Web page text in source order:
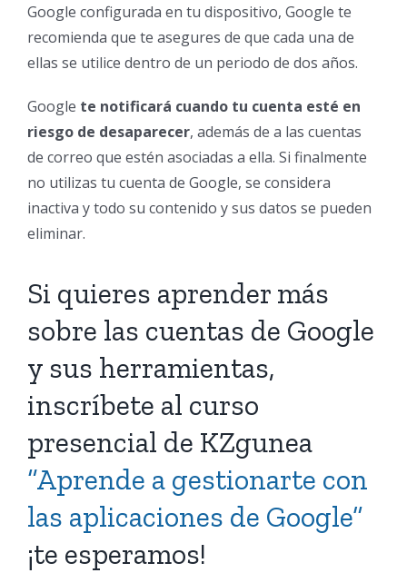
Google configurada en tu dispositivo, Google te
recomienda que te asegures de que cada una de
ellas se utilice dentro de un periodo de dos años.
Google te notificará cuando tu cuenta esté en
riesgo de desaparecer, además de a las cuentas
de correo que estén asociadas a ella. Si finalmente
no utilizas tu cuenta de Google, se considera
inactiva y todo su contenido y sus datos se pueden
eliminar.
Si quieres aprender más
sobre las cuentas de Google
y sus herramientas,
inscríbete al curso
presencial de KZgunea
“Aprende a gestionarte con
las aplicaciones de Google”
¡te esperamos!